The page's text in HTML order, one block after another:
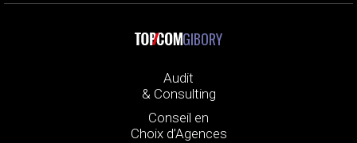
GIBORY
Audit
& Consulting
Conseil en
Choix d’Agences